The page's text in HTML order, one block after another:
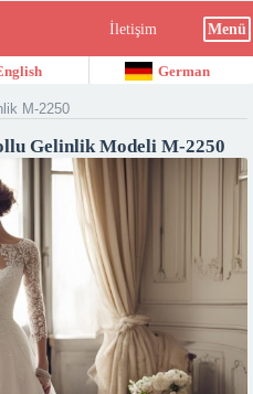
İletişim Menü
German
M-2250
Gelinlik Modeli M-2250